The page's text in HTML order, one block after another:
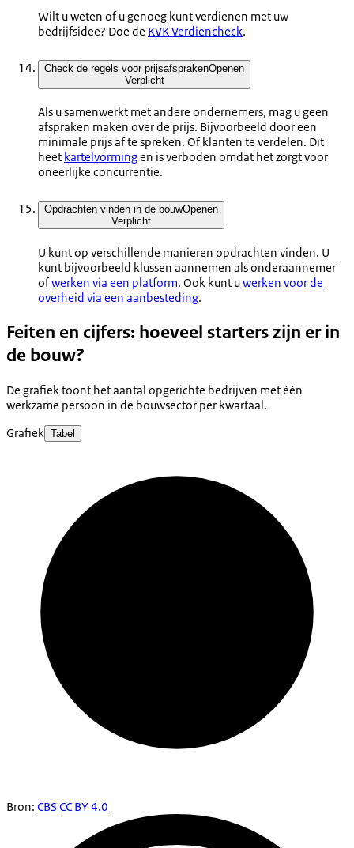
Wilt u weten of u genoeg kunt verdienen met uw
bedrijfsidee? Doe de KVK Verdiencheck.
Check de regels voor prijsafsprakenOpenen
Verplicht
Als u samenwerkt met andere ondernemers, mag u geen
afspraken maken over de prijs. Bijvoorbeeld door een
minimale prijs af te spreken. Of klanten te verdelen. Dit
heet kartelvormingen is verboden omdat het zorgt voor
oneerlijke concurrentie.
Opdrachten vinden in de bouwOpenen
Verplicht
U kunt op verschillende manieren opdrachten vinden. U
kunt bijvoorbeeld klussen aannemen als onderaannemer
ofwerken via een platform. Ook kunt uwerken voor de
overheid via een aanbesteding.
Feiten en cijfers: hoeveel starters zijn er in
de bouw?
De grafiek toont het aantal opgerichte bedrijven met één
werkzame persoon in de bouwsector per kwartaal.
Grafiek Tabel
Bron: CBS CC BY 4.0